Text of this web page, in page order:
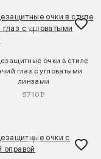
очки в стиле
глаз с угловатыми
линзами
5710 ₽